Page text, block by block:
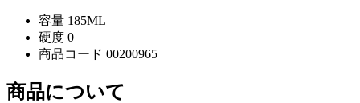
容量 185ML
硬度 0
商品コード 00200965
商品について